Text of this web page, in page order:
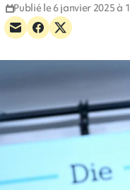
Publié le 6 janvier 2025 à